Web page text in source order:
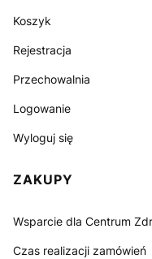
Koszyk
Rejestracja
Przechowalnia
Logowanie
Wyloguj się
ZAKUPY
Wsparcie dla Centrum
Czas realizacji zamówień